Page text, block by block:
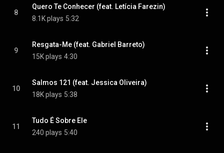
8
Quero Te Conhecer (feat. Letícia Farezin)
8.1K plays 5:32
9
Resgata-Me (feat. Gabriel Barreto)
15K plays 4:30
10
Salmos 121 (feat. Jessica Oliveira)
18K plays 5:38
11
Tudo É Sobre Ele
240 plays 5:40